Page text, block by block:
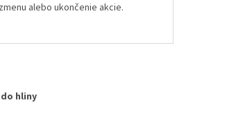
alebo ukončenie akcie.
hliny